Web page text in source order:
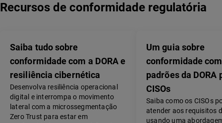
Recursos de conformidade regulatória
Saiba tudo sobre
conformidade com a DORA e
resiliência cibernética
Desenvolva resiliência operacional
digital e interrompa o movimento
lateral com a microssegmentação
Zero Trust para estar em
Um guia sobre
conformidade
padrões da DORA
CISOs
Saiba como os CISOs
atender aos requisitos
usando uma